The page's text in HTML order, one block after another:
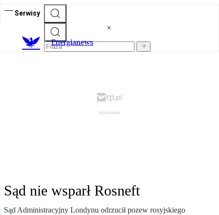
Serwisy
Energianews
Sąd nie wsparł Rosneft
Sąd Administracyjny Londynu odrzucił pozew rosyjskiego